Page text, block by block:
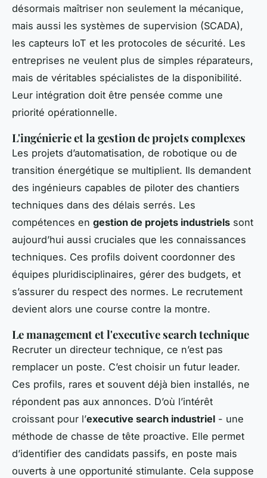
désormais maîtriser non seulement la mécanique,
mais aussi les systèmes de supervision (SCADA),
les capteurs IoT et les protocoles de sécurité. Les
entreprises ne veulent plus de simples réparateurs,
mais de véritables spécialistes de la disponibilité.
Leur intégration doit être pensée comme une
priorité opérationnelle.
L'ingénierie et la gestion de projets complexes
Les projets d’automatisation, de robotique ou de
transition énergétique se multiplient. Ils demandent
des ingénieurs capables de piloter des chantiers
techniques dans des délais serrés. Les
compétences en gestion de projets industriels sont
aujourd’hui aussi cruciales que les connaissances
techniques. Ces profils doivent coordonner des
équipes pluridisciplinaires, gérer des budgets, et
s’assurer du respect des normes. Le recrutement
devient alors une course contre la montre.
Le management et l'executive search technique
Recruter un directeur technique, ce n’est pas
remplacer un poste. C’est choisir un futur leader.
Ces profils, rares et souvent déjà bien installés, ne
répondent pas aux annonces. D’où l’intérêt
croissant pour l’executive search industriel - une
méthode de chasse de tête proactive. Elle permet
d’identifier des candidats passifs, en poste mais
ouverts à une opportunité stimulante. Cela suppose